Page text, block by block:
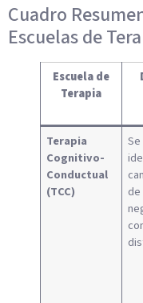
Cuadro
Escuelas de
Escuela de
Terapia
Terapia
Cognitivo-
Conductual
(TCC)